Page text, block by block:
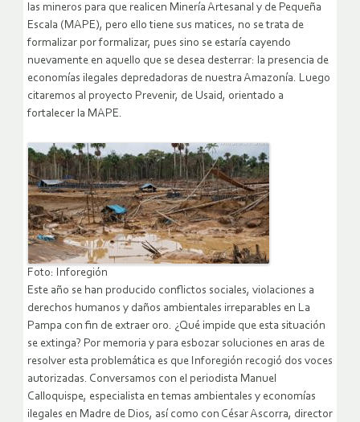
las mineros para que realicen Minería Artesanal y de Pequeña
Escala (MAPE), pero ello tiene sus matices, no se trata de
formalizar por formalizar, pues sino se estaría cayendo
nuevamente en aquello que se desea desterrar: la presencia de
economías ilegales depredadoras de nuestra Amazonía. Luego
citaremos al proyecto Prevenir, de Usaid, orientado a
fortalecer la MAPE.
Foto: Inforegión
Este año se han producido conflictos sociales, violaciones a
derechos humanos y daños ambientales irreparables en La
Pampa con fin de extraer oro. ¿Qué impide que esta situación
se extinga? Por memoria y para esbozar soluciones en aras de
resolver esta problemática es que Inforegión recogió dos voces
autorizadas. Conversamos con el periodista Manuel
Calloquispe, especialista en temas ambientales y economías
ilegales en Madre de Dios, así como con César Ascorra, director